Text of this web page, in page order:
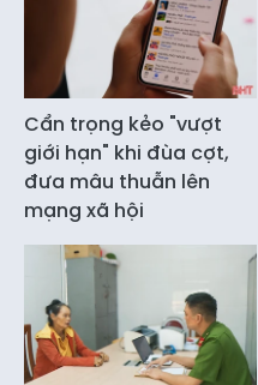
Cẩn trọng kẻo "vượt
giới hạn" khi đùa cợt,
đưa mâu thuẫn lên
mạng xã hội